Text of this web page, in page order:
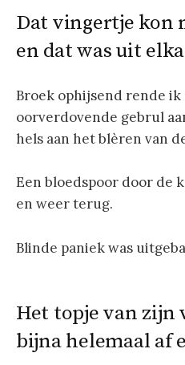
Dat vingertje kon
en dat was uit
Broek ophijsend rende
oorverdovende gebrul
hels aan het blèren van
Een bloedspoor door de
en weer terug.
Blinde paniek was
Het topje van zijn
bijna helemaal af